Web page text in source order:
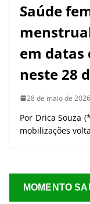
Saúde
em datas
neste 28
28 de maio de 2026
Por Drica Souza
mobilizações
MOMENTO